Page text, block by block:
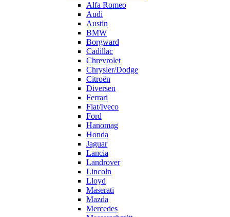
Alfa Romeo
Audi
Austin
BMW
Borgward
Cadillac
Chrevrolet
Chrysler/Dodge
Citroën
Diversen
Ferrari
Fiat/Iveco
Ford
Hanomag
Honda
Jaguar
Lancia
Landrover
Lincoln
Lloyd
Maserati
Mazda
Mercedes